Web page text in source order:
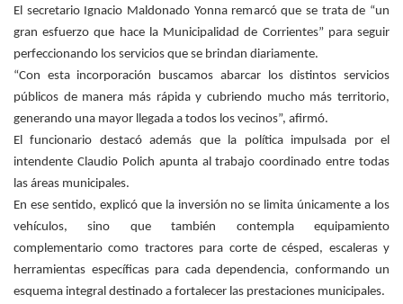
El secretario Ignacio Maldonado Yonna remarcó que se trata de “un
gran esfuerzo que hace la Municipalidad de Corrientes” para seguir
perfeccionando los servicios que se brindan diariamente.
“Con esta incorporación buscamos abarcar los distintos servicios
públicos de manera más rápida y cubriendo mucho más territorio,
generando una mayor llegada a todos los vecinos”, afirmó.
El funcionario destacó además que la política impulsada por el
intendente Claudio Polich apunta al trabajo coordinado entre todas
las áreas municipales.
En ese sentido, explicó que la inversión no se limita únicamente a los
vehículos, sino que también contempla equipamiento
complementario como tractores para corte de césped, escaleras y
herramientas específicas para cada dependencia, conformando un
esquema integral destinado a fortalecer las prestaciones municipales.